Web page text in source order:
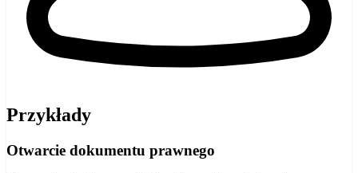
Przykłady
Otwarcie dokumentu prawnego